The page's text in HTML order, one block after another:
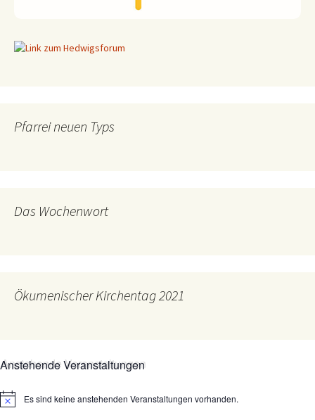
Pfarrei neuen Typs
Das Wochenwort
Ökumenischer Kirchentag 2021
Anstehende Veranstaltungen
HinweisEs sind keine anstehenden Veranstaltungen vorhanden.